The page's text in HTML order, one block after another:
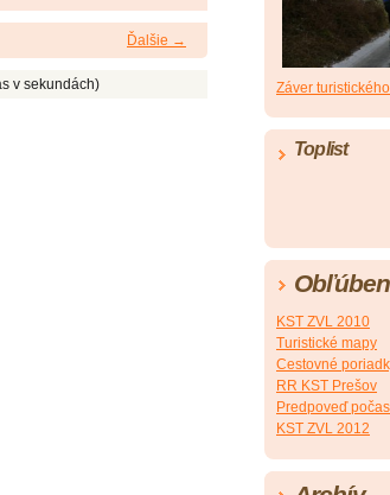
Ďalšie →
v sekundách) Záver
Toplist
KST ZVL 2010
Turistické mapy
Cestovné
RR KST Prešov
Predpoveď
KST ZVL 2012